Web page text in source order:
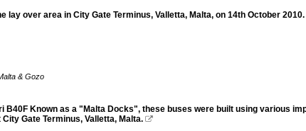
lay over area in City Gate Terminus, Valletta, Malta, on 14th October 2010.
& Gozo
B40F Known as a "Malta Docks", these buses were built using various
Gate Terminus, Valletta, Malta. 